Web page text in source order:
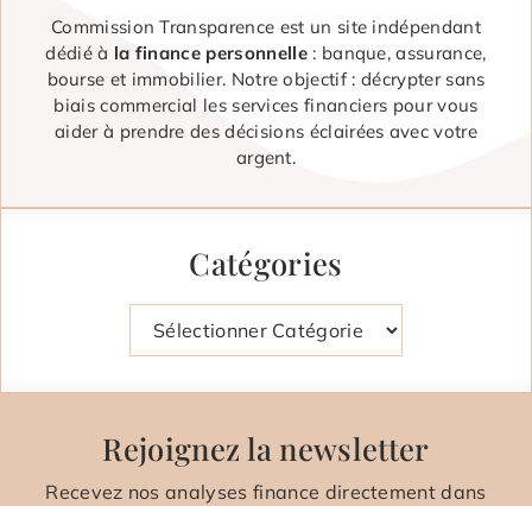
Commission Transparence est un site indépendant
dédié à la finance personnelle: banque, assurance,
bourse et immobilier. Notre objectif : décrypter sans
biais commercial les services financiers pour vous
aider à prendre des décisions éclairées avec votre
argent.
Catégories
Rejoignez la newsletter
Recevez nos analyses finance directement dans